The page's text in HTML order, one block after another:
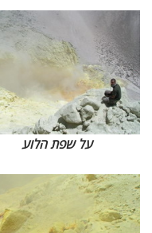
על שפת הלוע